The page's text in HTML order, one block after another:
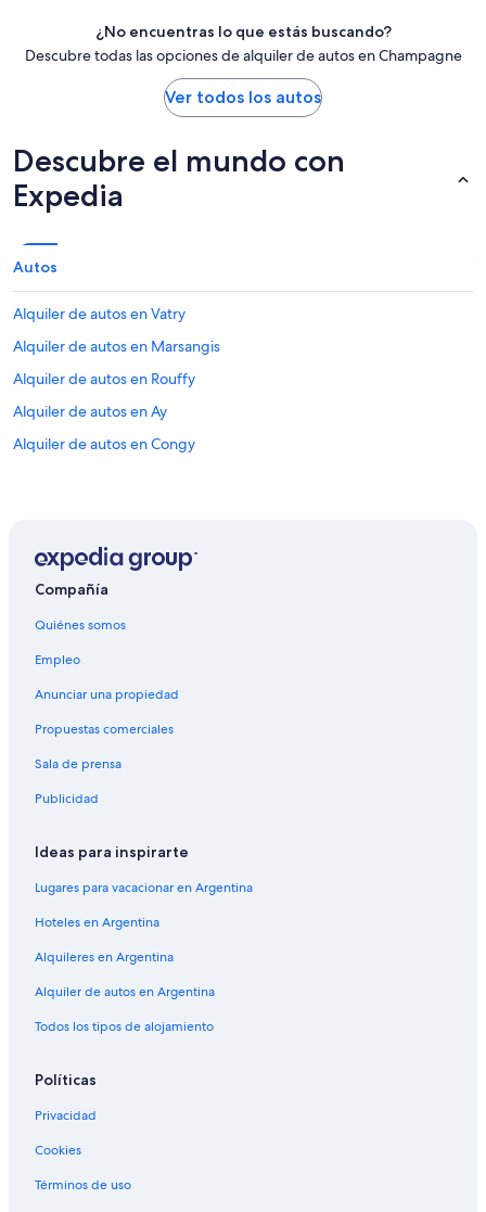
¿No encuentras lo que estás buscando?
Descubre todas las opciones de alquiler de autos en Champagne
Ver todos los autos
Descubre el mundo con
Expedia
Autos
Alquiler de autos en Vatry
Alquiler de autos en Marsangis
Alquiler de autos en Rouffy
Alquiler de autos en Ay
Alquiler de autos en Congy
Compañía
Quiénes somos
Empleo
Anunciar una propiedad
Propuestas comerciales
Sala de prensa
Publicidad
Ideas para inspirarte
Lugares para vacacionar en Argentina
Hoteles en Argentina
Alquileres en Argentina
Alquiler de autos en Argentina
Todos los tipos de alojamiento
Políticas
Privacidad
Cookies
Términos de uso